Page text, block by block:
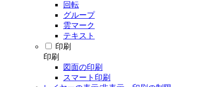
回転
グループ
雲マーク
テキスト
印刷
印刷
図面の印刷
スマート印刷